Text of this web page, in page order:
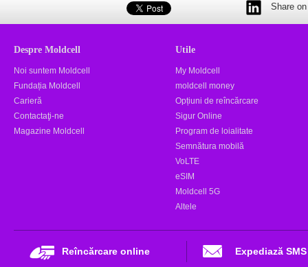
Share
Despre Moldcell
Noi suntem Moldcell
Fundația Moldcell
Carieră
Contactaţi-ne
Magazine Moldcell
Utile
My Moldcell
moldcell money
Opțiuni de reîncărcare
Sigur Online
Program de loialitate
Semnătura mobilă
VoLTE
eSIM
Moldcell 5G
Altele
Reîncărcare online Expediază SMS